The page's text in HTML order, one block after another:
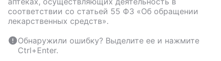
соответствии со статьей 55 ФЗ «Об обращении
лекарственных средств».
Обнаружили ошибку? Выделите ее и нажмите
Ctrl+Enter.